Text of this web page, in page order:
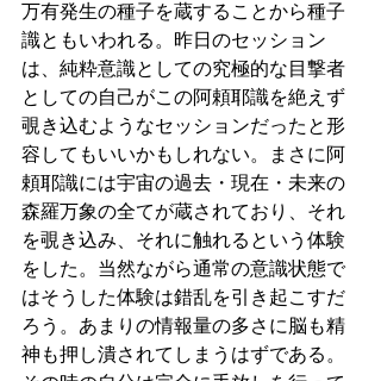
万有発生の種子を蔵することから種子
識ともいわれる。昨日のセッション
は、純粋意識としての究極的な目撃者
としての自己がこの阿頼耶識を絶えず
覗き込むようなセッションだったと形
容してもいいかもしれない。まさに阿
頼耶識には宇宙の過去・現在・未来の
森羅万象の全てが蔵されており、それ
を覗き込み、それに触れるという体験
をした。当然ながら通常の意識状態で
はそうした体験は錯乱を引き起こすだ
ろう。あまりの情報量の多さに脳も精
神も押し潰されてしまうはずである。